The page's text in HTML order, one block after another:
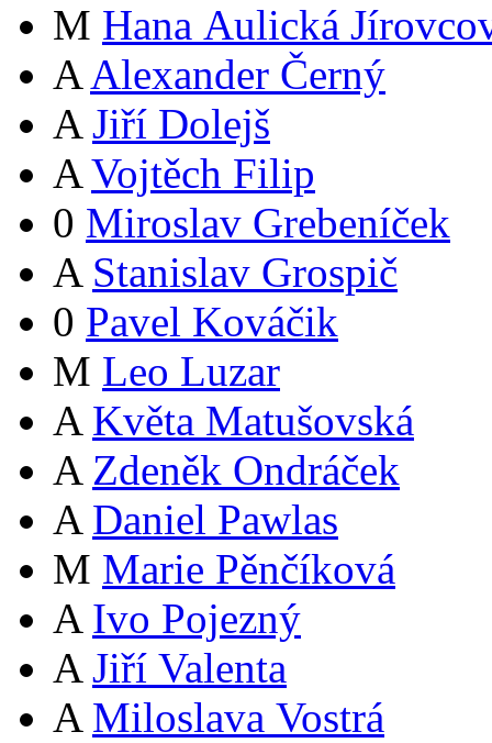
M Hana Aulická
A Alexander Černý
A Jiří Dolejš
A Vojtěch Filip
0 Miroslav Grebeníček
A Stanislav Grospič
0 Pavel Kováčik
M Leo Luzar
A Květa Matušovská
A Zdeněk Ondráček
A Daniel Pawlas
M Marie Pěnčíková
A Ivo Pojezný
A Jiří Valenta
A Miloslava Vostrá